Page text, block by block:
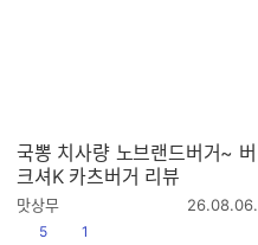
국뽕 치사량 노브랜드버거~ 버
크셔K 카츠버거 리뷰
맛상무
작
26.08.06.
공감
5 1